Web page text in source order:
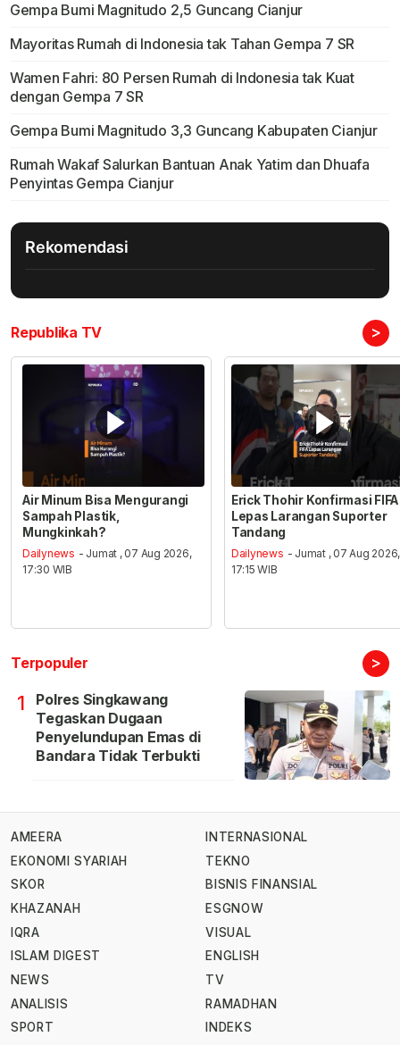
Gempa Bumi Magnitudo 2,5 Guncang Cianjur
Mayoritas Rumah di Indonesia tak Tahan Gempa 7 SR
Wamen Fahri: 80 Persen Rumah di Indonesia tak Kuat
dengan Gempa 7 SR
Gempa Bumi Magnitudo 3,3 Guncang Kabupaten Cianjur
Rumah Wakaf Salurkan Bantuan Anak Yatim dan Dhuafa
Penyintas Gempa Cianjur
Rekomendasi
Republika TV >
Air Minum Bisa Mengurangi
Sampah Plastik,
Mungkinkah?
Dailynews - Jumat , 07 Aug 2026,
17:30 WIB
Erick Thohir Konfirmasi FIFA
Lepas Larangan Suporter
Tandang
Dailynews - Jumat , 07 Aug 2026,
17:15 WIB
Terpopuler >
1
Polres Singkawang
Tegaskan Dugaan
Penyelundupan Emas di
Bandara Tidak Terbukti
AMEERA
EKONOMI SYARIAH
SKOR
KHAZANAH
IQRA
ISLAM DIGEST
NEWS
ANALISIS
SPORT
INTERNASIONAL
TEKNO
BISNIS FINANSIAL
ESGNOW
VISUAL
ENGLISH
TV
RAMADHAN
INDEKS